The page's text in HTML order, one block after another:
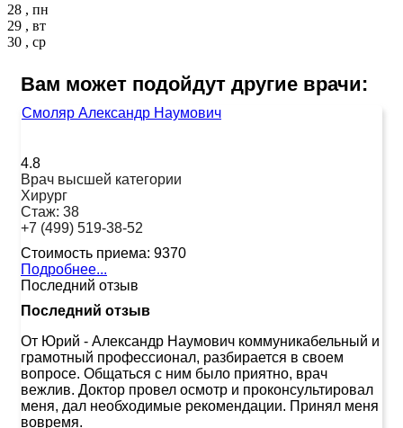
28 , пн
29 , вт
30 , ср
Вам может подойдут другие врачи:
Смоляр Александр Наумович
4.8
Врач высшей категории
Хирург
Стаж: 38
+7 (499) 519-38-52
Стоимость приема: 9370
Подробнее...
Последний отзыв
Последний отзыв
От Юрий - Александр Наумович коммуникабельный и
грамотный профессионал, разбирается в своем
вопросе. Общаться с ним было приятно, врач
вежлив. Доктор провел осмотр и проконсультировал
меня, дал необходимые рекомендации. Принял меня
вовремя.